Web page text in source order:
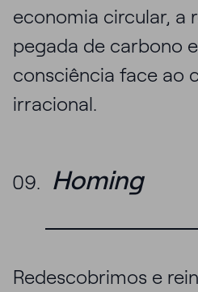
economia circular, a
pegada de carbono
consciência face ao
irracional.
Homing
Redescobrimos e